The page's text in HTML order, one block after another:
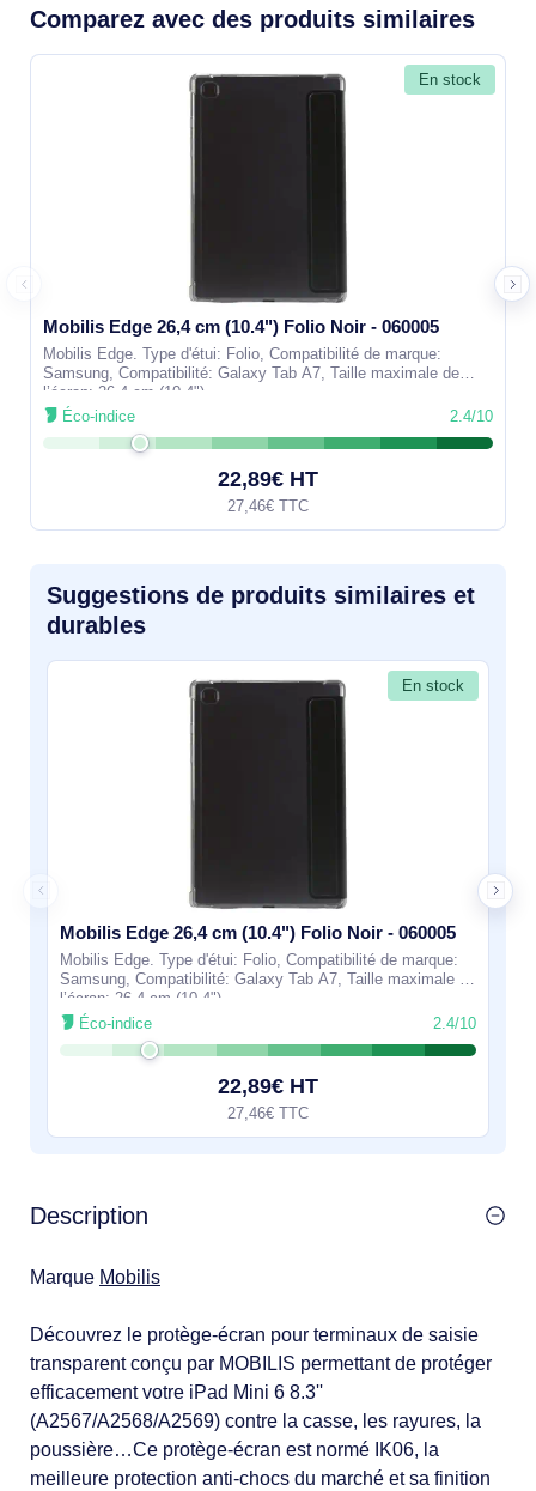
Comparez avec des produits similaires
En stock
Mobilis Edge 26,4 cm (10.4") Folio Noir - 060005
Mobilis Edge. Type d'étui: Folio, Compatibilité de marque:
Samsung, Compatibilité: Galaxy Tab A7, Taille maximale de
l’écran: 26,4 cm (10.4")
Éco-indice
2.4/10
22,89€ HT
27,46€ TTC
Suggestions de produits similaires et
durables
En stock
Mobilis Edge 26,4 cm (10.4") Folio Noir - 060005
Mobilis Edge. Type d'étui: Folio, Compatibilité de marque:
Samsung, Compatibilité: Galaxy Tab A7, Taille maximale de
l’écran: 26,4 cm (10.4")
Éco-indice
2.4/10
22,89€ HT
27,46€ TTC
Description
Marque Mobilis
Découvrez le protège-écran pour terminaux de saisie
transparent conçu par MOBILIS permettant de protéger
efficacement votre iPad Mini 6 8.3''
(A2567/A2568/A2569) contre la casse, les rayures, la
poussière…Ce protège-écran est normé IK06, la
meilleure protection anti-chocs du marché et sa finition